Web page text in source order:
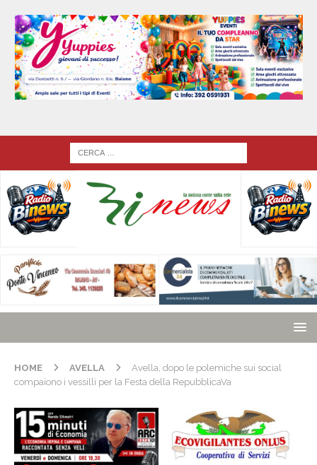
HOME AVELLA
Avella, dopo le polemiche sui social
compaiono i vessilli per la Festa della RepubblicaVa